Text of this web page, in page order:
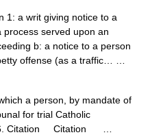
1: a writ giving notice to a
served upon an
b: a notice to a person
offense (as a traffic… …
a person, by mandate of
for trial Catholic
Citation Citation …